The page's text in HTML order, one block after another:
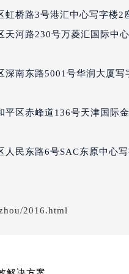
修授权店1楼波尔售后服务
售后服务中心（需提前预
服务中心（需提前预约）
货名表维修波尔售后服务
中心（需提前预约）
服务中心（需提前预约）
服务中心（需提前预约）
虹桥路3号港汇中心写字楼2
天河路230号万菱汇国际中
深南东路5001号华润大厦
平区赤峰道136号天津国际
人民东路6号SAC东原中心
2016.html